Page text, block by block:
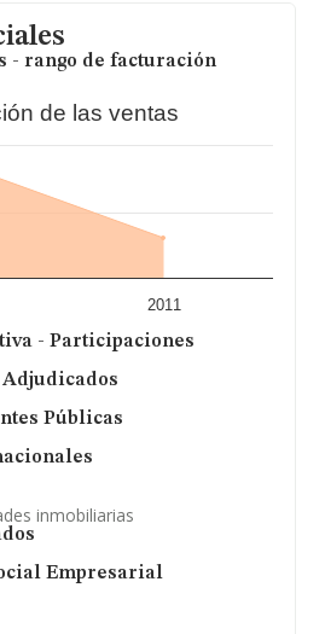
- rango de facturación
de las ventas
2011
- Participaciones
Públicas
inmobiliarias
Empresarial